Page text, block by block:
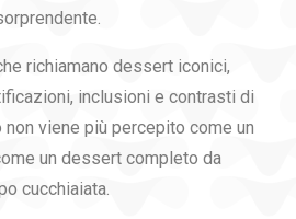
richiamano dessert iconici,
inclusioni e contrasti di
viene più percepito come un
un dessert completo da
cucchiaiata.